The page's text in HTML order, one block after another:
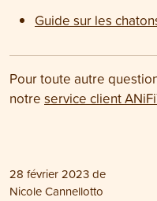
Guide sur les
Pour toute autre
notre service client
28 février 2023de
Nicole Cannellotto